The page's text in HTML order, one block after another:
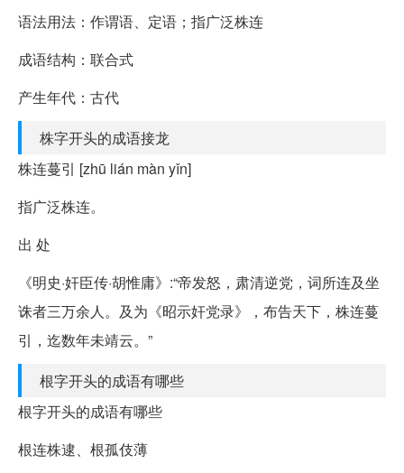
语法用法：作谓语、定语；指广泛株连
成语结构：联合式
产生年代：古代
株字开头的成语接龙
株连蔓引 [zhū lián màn yǐn]
指广泛株连。
出 处
《明史·奸臣传·胡惟庸》:“帝发怒，肃清逆党，词所连及坐
诛者三万余人。及为《昭示奸党录》，布告天下，株连蔓
引，迄数年未靖云。”
根字开头的成语有哪些
根字开头的成语有哪些
根连株逮、根孤伎薄